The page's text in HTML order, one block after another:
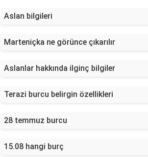
Aslan bilgileri
Marteniçka ne görünce çıkarılır
Aslanlar hakkında ilginç bilgiler
Terazi burcu belirgin özellikleri
28 temmuz burcu
15.08 hangi burç